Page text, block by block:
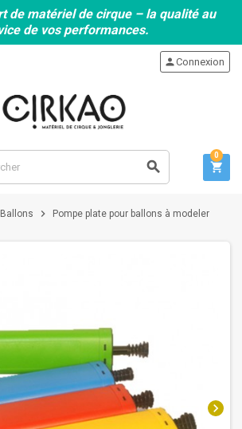
de matériel de cirque – la qualité au
de vos performances.
search
personConnexion
shopping_cart
0
Ballons chevron_right Pompe plate pour ballons à modeler
chevron_right